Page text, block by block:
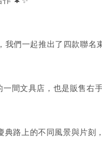
我們一起推出了四款聯名
一間文具店，也是販售右
典路上的不同風景與片